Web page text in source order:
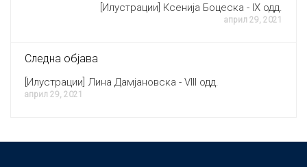
[Илустрации] Ксенија Боцеска - IX одд.
април 29, 2021
Следна објава
[Илустрации] Лина Дамјановска - VIII одд.
април 29, 2021